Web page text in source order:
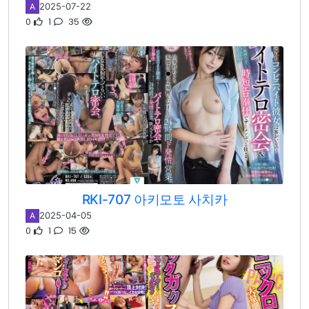
A 2025-07-22
0 1 35
RKI-707 아키모토 사치카
A 2025-04-05
0 1 15